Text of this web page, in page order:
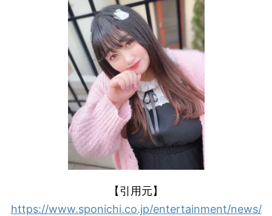
【引用元】
https://www.sponichi.co.jp/entertainment/news/